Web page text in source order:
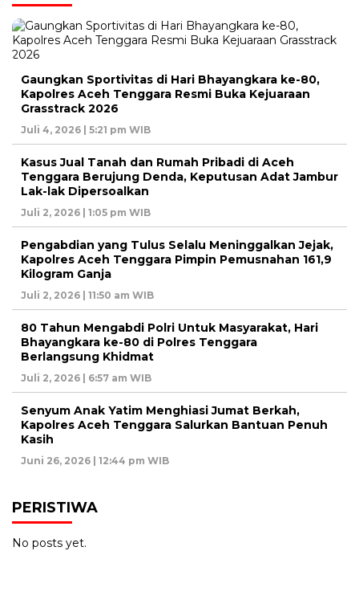
Gaungkan Sportivitas di Hari Bhayangkara ke-80,
Kapolres Aceh Tenggara Resmi Buka Kejuaraan
Grasstrack 2026
Juli 4, 2026 | 5:21 pm WIB
Kasus Jual Tanah dan Rumah Pribadi di Aceh
Tenggara Berujung Denda, Keputusan Adat Jambur
Lak-lak Dipersoalkan
Juli 2, 2026 | 1:05 pm WIB
Pengabdian yang Tulus Selalu Meninggalkan Jejak,
Kapolres Aceh Tenggara Pimpin Pemusnahan 161,9
Kilogram Ganja
Juli 2, 2026 | 11:50 am WIB
80 Tahun Mengabdi Polri Untuk Masyarakat, Hari
Bhayangkara ke-80 di Polres Tenggara
Berlangsung Khidmat
Juli 2, 2026 | 6:57 am WIB
Senyum Anak Yatim Menghiasi Jumat Berkah,
Kapolres Aceh Tenggara Salurkan Bantuan Penuh
Kasih
Juni 26, 2026 | 12:44 pm WIB
PERISTIWA
No posts yet.